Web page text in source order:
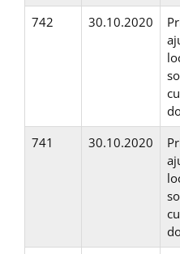
742
30.10.2020
741
30.10.2020